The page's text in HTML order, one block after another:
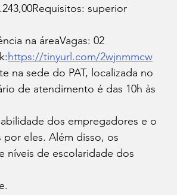
superior
na áreaVagas: 02
https://tinyurl.com/2wjnmmcw
na sede do PAT, localizada no
de atendimento é das 10h às
dos empregadores e o
eles. Além disso, os
níveis de escolaridade dos